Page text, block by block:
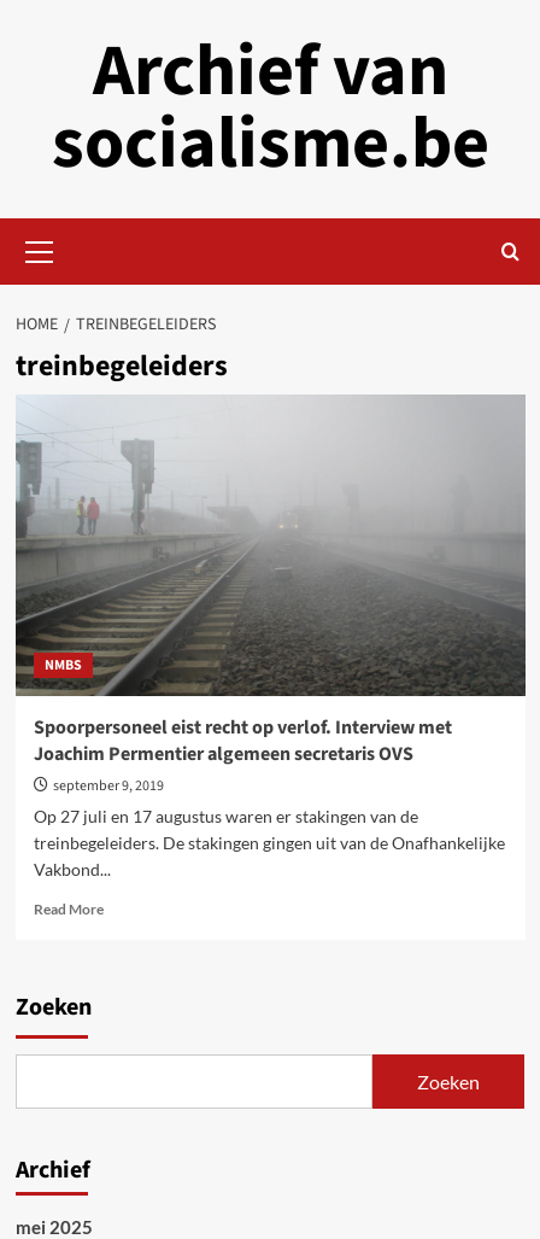
Archief van
socialisme.be
Menu
HOME TREINBEGELEIDERS
treinbegeleiders
NMBS
Spoorpersoneel eist recht op verlof. Interview met
Joachim Permentier algemeen secretaris OVS
september 9, 2019
Op 27 juli en 17 augustus waren er stakingen van de
treinbegeleiders. De stakingen gingen uit van de Onafhankelijke
Vakbond...
Read MoreRead
met
Zoeken
Zoeken
Archief
mei 2025